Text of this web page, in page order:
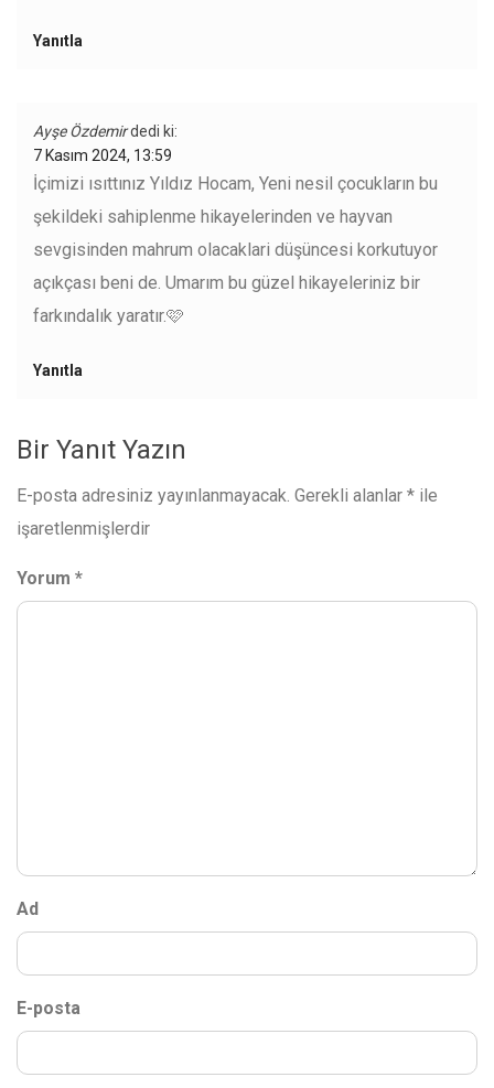
Yanıtla
Ayşe Özdemirdedi ki:
7 Kasım 2024, 13:59
İçimizi ısıttınız Yıldız Hocam, Yeni nesil çocukların bu
şekildeki sahiplenme hikayelerinden ve hayvan
sevgisinden mahrum olacaklari düşüncesi korkutuyor
açıkçası beni de. Umarım bu güzel hikayeleriniz bir
farkındalık yaratır.🩷
Yanıtla
Bir Yanıt Yazın
E-posta adresiniz yayınlanmayacak. Gerekli alanlar * ile
işaretlenmişlerdir
Yorum *
Ad
E-posta